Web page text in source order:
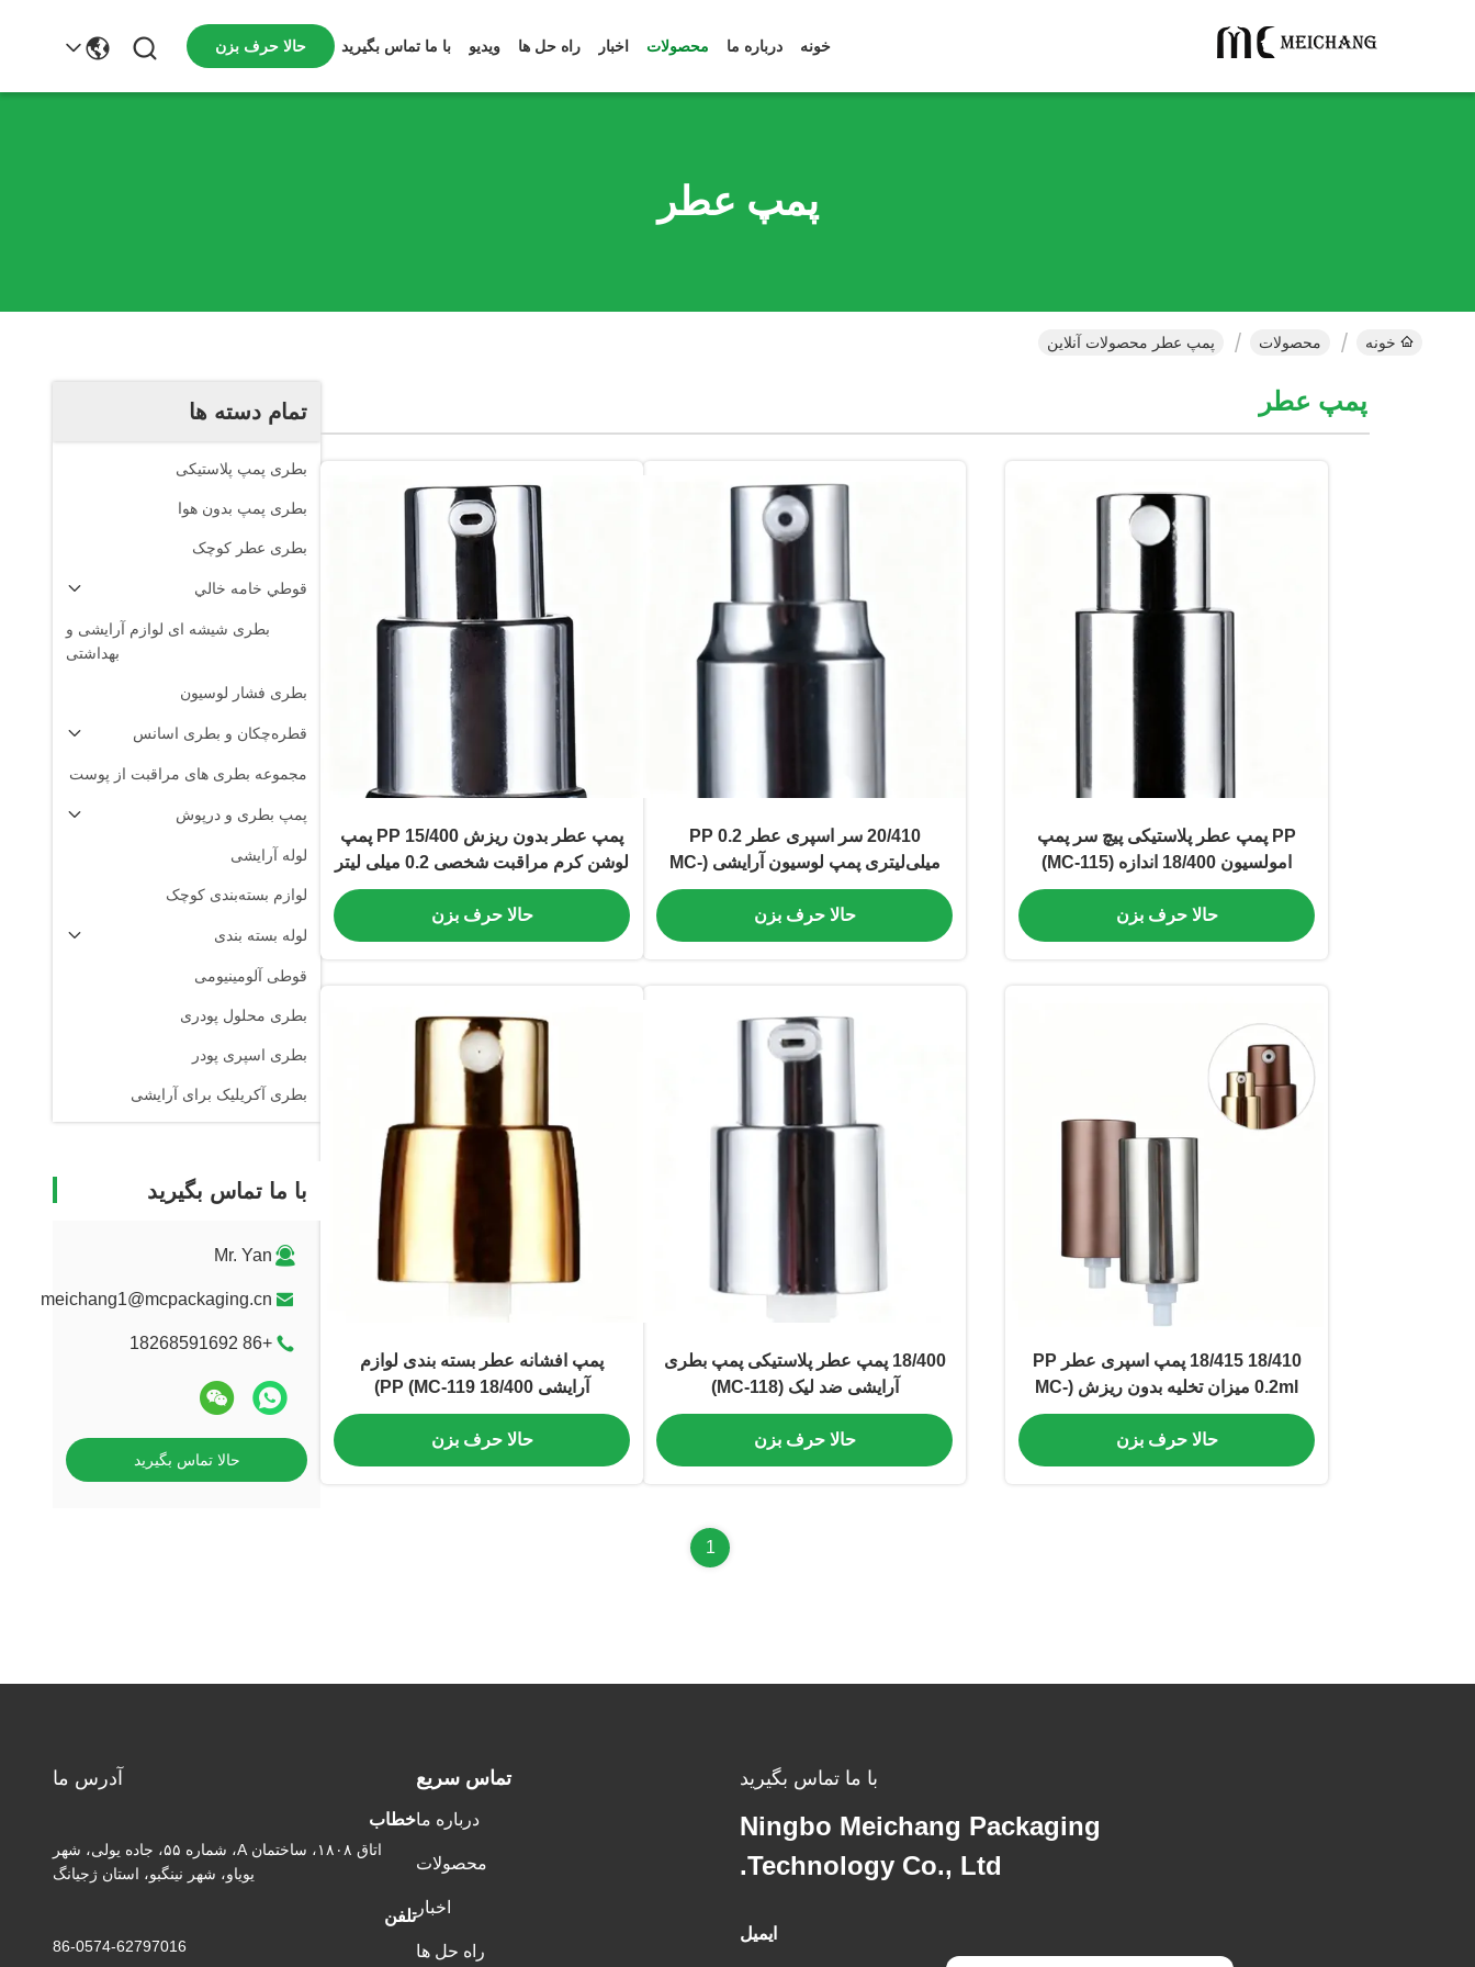
خونه درباره ما محصولات اخبار راه حل ها ویدیو با ما تماس بگیرید حالا حرف بزن
پمپ عطر
خونه محصولات پمپ عطر محصولات آنلاین
تمام دسته ها
بطری پمپ پلاستیکی
بطری پمپ بدون هوا
بطری عطر کوچک
قوطي خامه خالي
بطری شیشه ای لوازم آرایشی و
بهداشتی
بطری فشار لوسیون
قطره‌چکان و بطری اسانس
مجموعه بطری های مراقبت از پوست
پمپ بطری و درپوش
لوله آرایشی
لوازم بسته‌بندی کوچک
لوله بسته بندی
قوطی آلومینیومی
بطری محلول پودری
بطری اسپری پودر
بطری آکریلیک برای آرایشی
با ما تماس بگیرید
Mr. Yan
meichang1@mcpackaging.cn
+86 18268591692
حالا تماس بگیرید
پمپ عطر
PP پمپ عطر پلاستیکی پیچ سر پمپ
امولسیون 18/400 اندازه (MC-115)
حالا حرف بزن
20/410 سر اسپری عطر PP 0.2
میلی‌لیتری پمپ لوسیون آرایشی (MC-
134)
حالا حرف بزن
پمپ عطر بدون ریزش 15/400 PP پمپ
لوشن کرم مراقبت شخصی 0.2 میلی لیتر
(MC-114)
حالا حرف بزن
18/410 18/415 پمپ اسپری عطر PP
0.2ml میزان تخلیه بدون ریزش (MC-
126)
حالا حرف بزن
18/400 پمپ عطر پلاستیکی پمپ بطری
آرایشی ضد لیک (MC-118)
حالا حرف بزن
پمپ افشانه عطر بسته بندی لوازم
آرایشی 18/400 PP (MC-119)
حالا حرف بزن
1
با ما تماس بگیرید
Ningbo Meichang Packaging
Technology Co., Ltd.
ایمیل
تماس سریع
درباره ما
محصولات
اخبار
راه حل ها
آدرس ما
خطاب
اتاق ۱۸۰۸، ساختمان A، شماره ۵۵، جاده یولی، شهر
یویاو، شهر نینگبو، استان ژجیانگ
تلفن
86-0574-62797016